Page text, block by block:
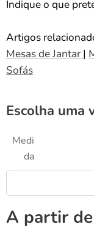
Indique o que
Artigos
Mesas de Jantar |
Sofás
Escolha uma
Medi
da
A partir de